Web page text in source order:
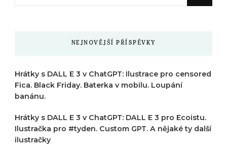
NEJNOVĚJŠÍ PŘÍSPĚVKY
Hrátky s DALL E 3 v ChatGPT: Ilustrace pro censored
Fica. Black Friday. Baterka v mobilu. Loupání
banánu.
Hrátky s DALL E 3 v ChatGPT: DALL E 3 pro Ecoistu.
Ilustračka pro #tyden. Custom GPT. A nějaké ty další
ilustračky